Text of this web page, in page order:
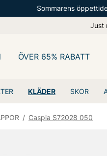
Sommarens
Just
KLÄDER SKOR
ÖVER 65% RABATT
/ Caspia S72028 050